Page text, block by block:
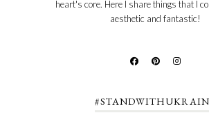
heart's core. Here I share things that I
aesthetic and fantastic!